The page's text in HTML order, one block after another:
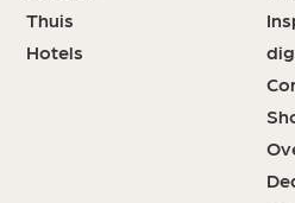
Thuis
Hotels